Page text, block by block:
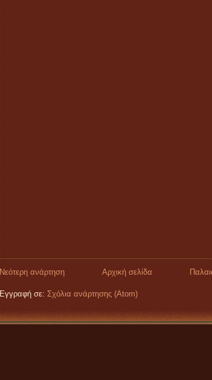
Νεότερη ανάρτηση Αρχική σελίδα
Εγγραφή σε: Σχόλια ανάρτησης (Atom)